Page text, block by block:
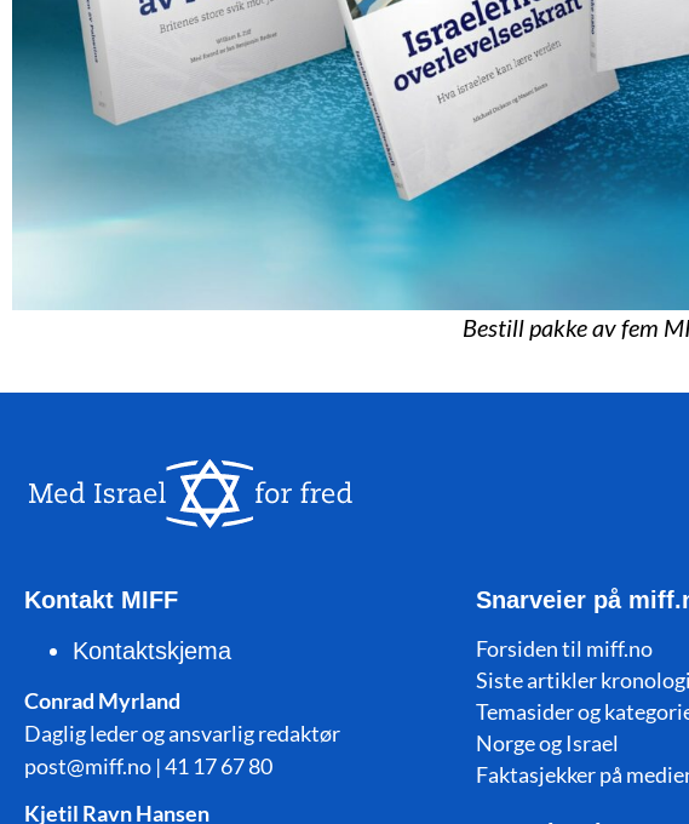
Bestill pakke av fem
Kontakt MIFF
Kontaktskjema
Conrad Myrland
Daglig leder og ansvarlig redaktør
post@miff.no | 41 17 67 80
Kjetil Ravn Hansen
Snarveier på
Forsiden til miff.no
Siste artikler
Temasider og
Norge og Israel
Faktasjekker på